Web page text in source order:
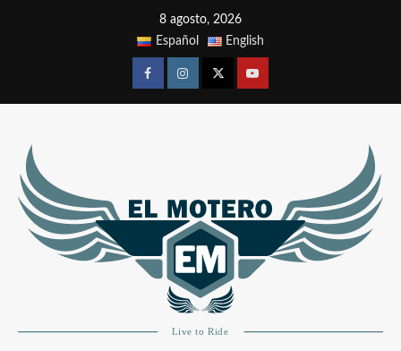
8 agosto, 2026
Español
English